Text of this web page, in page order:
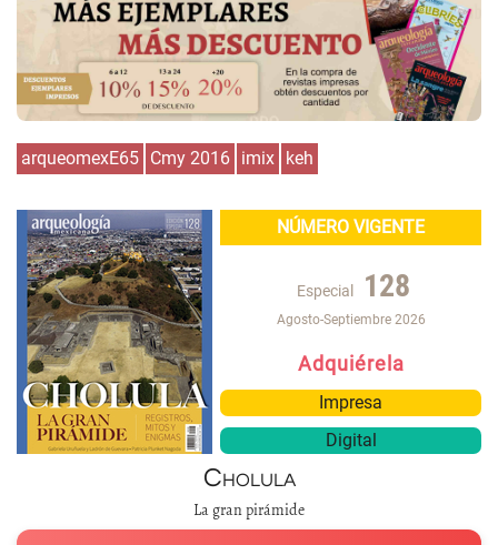
arqueomexE65 Cmy 2016 imix keh
NÚMERO VIGENTE
Especial 128
Agosto-Septiembre 2026
Adquiérela
Impresa
Digital
Cholula
La gran pirámide